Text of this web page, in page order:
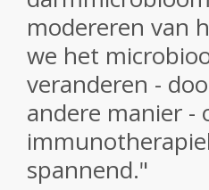
modereren van
we het
veranderen -
andere manier -
spannend."